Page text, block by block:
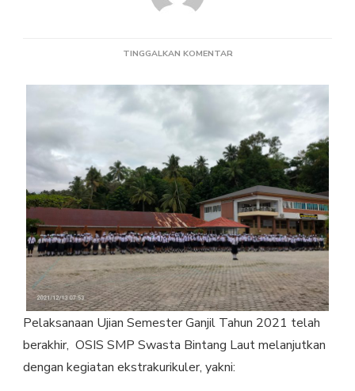
TINGGALKAN KOMENTARPADA
TAHUN
2021
Pelaksanaan Ujian Semester Ganjil Tahun 2021 telah
berakhir, OSIS SMP Swasta Bintang Laut melanjutkan
dengan kegiatan ekstrakurikuler, yakni: